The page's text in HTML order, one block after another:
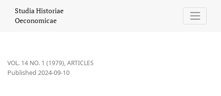
Studia Historiae
Oeconomicae
VOL. 14 NO. 1 (1979),ARTICLES
Published 2024-09-10